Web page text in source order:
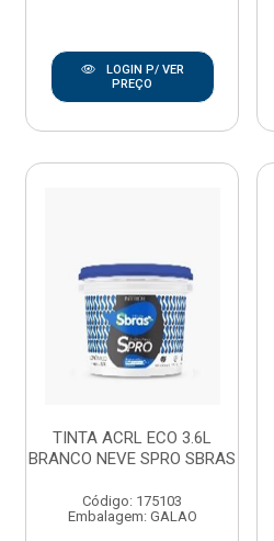
LOGIN P/ VER
PREÇO
TINTA ACRL ECO 3.6L
BRANCO NEVE SPRO SBRAS
Código: 175103
Embalagem: GALAO